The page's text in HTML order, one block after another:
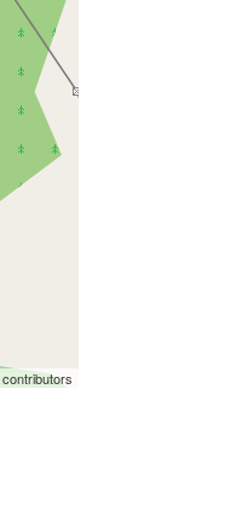
contributors